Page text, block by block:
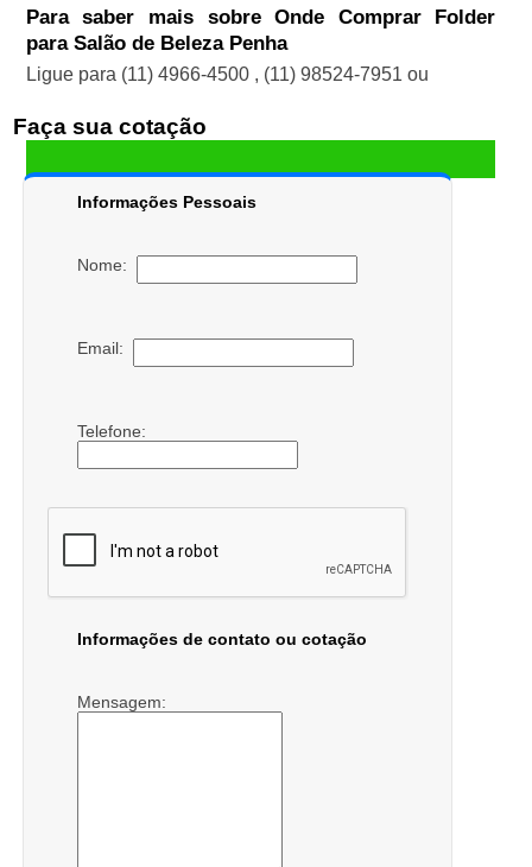
Para saber mais sobre Onde Comprar Folder
para Salão de Beleza Penha
Ligue para (11) 4966-4500 , (11) 98524-7951 ou
Faça sua cotação
Informações Pessoais
Nome:
Email:
Telefone:
Informações de contato ou cotação
Mensagem: